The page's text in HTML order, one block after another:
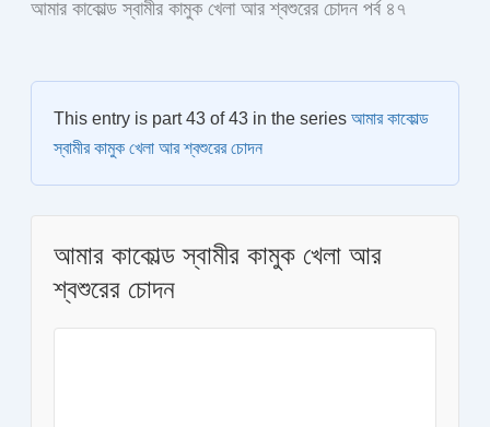
আমার কাকোল্ড স্বামীর কামুক খেলা আর শ্বশুরের চোদন পর্ব ৪৭
This entry is part 43 of 43 in the series আমার কাকোল্ড
স্বামীর কামুক খেলা আর শ্বশুরের চোদন
আমার কাকোল্ড স্বামীর কামুক খেলা আর
শ্বশুরের চোদন